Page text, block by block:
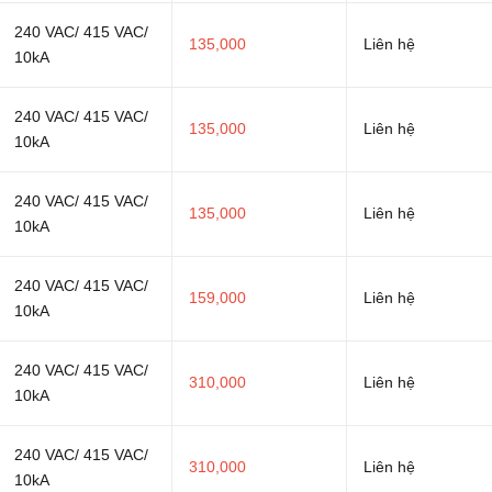
240 VAC/ 415 VAC/
10kA
135,000 Liên hệ
240 VAC/ 415 VAC/
10kA
135,000 Liên hệ
240 VAC/ 415 VAC/
10kA
135,000 Liên hệ
240 VAC/ 415 VAC/
10kA
159,000 Liên hệ
240 VAC/ 415 VAC/
10kA
310,000 Liên hệ
240 VAC/ 415 VAC/
10kA
310,000 Liên hệ